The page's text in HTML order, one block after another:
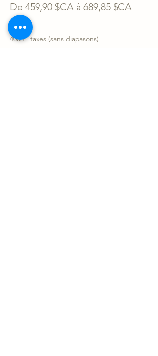
De 459,90 $CA à 689,85 $CA
400$+ taxes (sans diapasons)